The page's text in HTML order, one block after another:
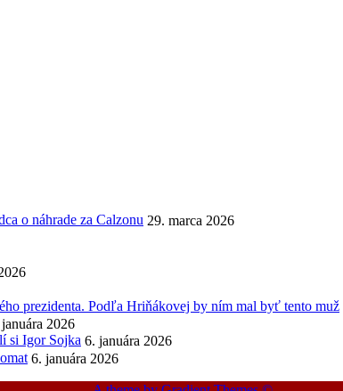
o náhrade za Calzonu 29. marca 2026
prezidenta. Podľa Hriňákovej by ním mal byť tento muž
2026
si Igor Sojka 6. januára 2026
6. januára 2026